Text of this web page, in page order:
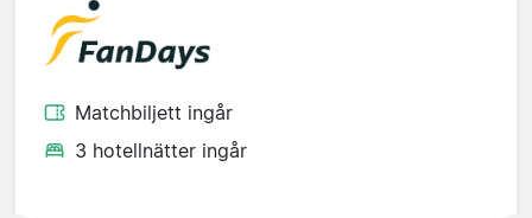
Matchbiljett ingår
3 hotellnätter ingår